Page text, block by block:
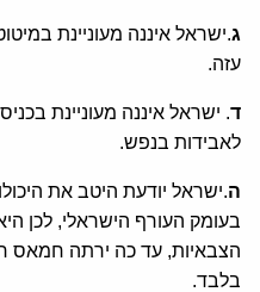
ג.ישראל איננה מעוניינת
עזה.
ד. ישראל איננה מעוניינת
לאבידות בנפש.
ה.ישראל יודעת היטב את
בעומק העורף הישראלי, לכן
הצבאיות, עד כה ירתה חמאס
בלבד.